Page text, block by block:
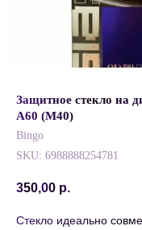
Защитное стекло на
A60 (M40)
Bingo
SKU: 6988888254781
350,00 р.
Стекло идеально